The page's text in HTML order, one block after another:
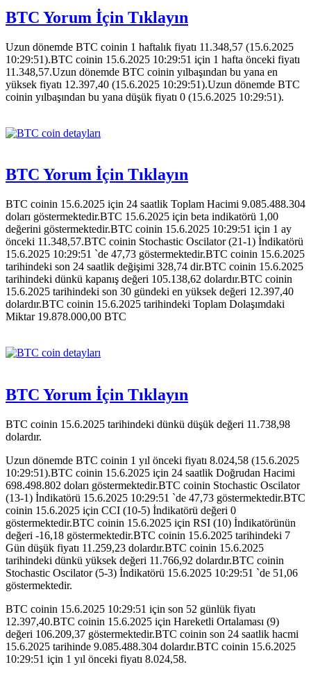
BTC Yorum İçin Tıklayın
Uzun dönemde BTC coinin 1 haftalık fiyatı 11.348,57 (15.6.2025
10:29:51).BTC coinin 15.6.2025 10:29:51 için 1 hafta önceki fiyatı
11.348,57.Uzun dönemde BTC coinin yılbaşından bu yana en
yüksek fiyatı 12.397,40 (15.6.2025 10:29:51).Uzun dönemde BTC
coinin yılbaşından bu yana düşük fiyatı 0 (15.6.2025 10:29:51).
BTC Yorum İçin Tıklayın
BTC coinin 15.6.2025 için 24 saatlik Toplam Hacimi 9.085.488.304
doları göstermektedir.BTC 15.6.2025 için beta indikatörü 1,00
değerini göstermektedir.BTC coinin 15.6.2025 10:29:51 için 1 ay
önceki 11.348,57.BTC coinin Stochastic Oscilator (21-1) İndikatörü
15.6.2025 10:29:51 `de 47,73 göstermektedir.BTC coinin 15.6.2025
tarihindeki son 24 saatlik değişimi 328,74 dir.BTC coinin 15.6.2025
tarihindeki dünkü kapanış değeri 105.138,62 dolardır.BTC coinin
15.6.2025 tarihindeki son 30 gündeki en yüksek değeri 12.397,40
dolardır.BTC coinin 15.6.2025 tarihindeki Toplam Dolaşımdaki
Miktar 19.878.000,00 BTC
BTC Yorum İçin Tıklayın
BTC coinin 15.6.2025 tarihindeki dünkü düşük değeri 11.738,98
dolardır.
Uzun dönemde BTC coinin 1 yıl önceki fiyatı 8.024,58 (15.6.2025
10:29:51).BTC coinin 15.6.2025 için 24 saatlik Doğrudan Hacimi
698.498.802 doları göstermektedir.BTC coinin Stochastic Oscilator
(13-1) İndikatörü 15.6.2025 10:29:51 `de 47,73 göstermektedir.BTC
coinin 15.6.2025 için CCI (10-5) İndikatörü değeri 0
göstermektedir.BTC coinin 15.6.2025 için RSI (10) İndikatörünün
değeri -16,18 göstermektedir.BTC coinin 15.6.2025 tarihindeki 7
Gün düşük fiyatı 11.259,23 dolardır.BTC coinin 15.6.2025
tarihindeki dünkü yüksek değeri 11.766,92 dolardır.BTC coinin
Stochastic Oscilator (5-3) İndikatörü 15.6.2025 10:29:51 `de 51,06
göstermektedir.
BTC coinin 15.6.2025 10:29:51 için son 52 günlük fiyatı
12.397,40.BTC coinin 15.6.2025 için Hareketli Ortalaması (9)
değeri 106.209,37 göstermektedir.BTC coinin son 24 saatlik hacmi
15.6.2025 tarihinde 9.085.488.304 dolardır.BTC coinin 15.6.2025
10:29:51 için 1 yıl önceki fiyatı 8.024,58.